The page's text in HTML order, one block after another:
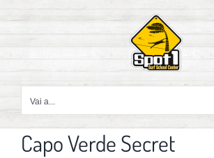
contenuto
Vai a...
Capo Verde Secret